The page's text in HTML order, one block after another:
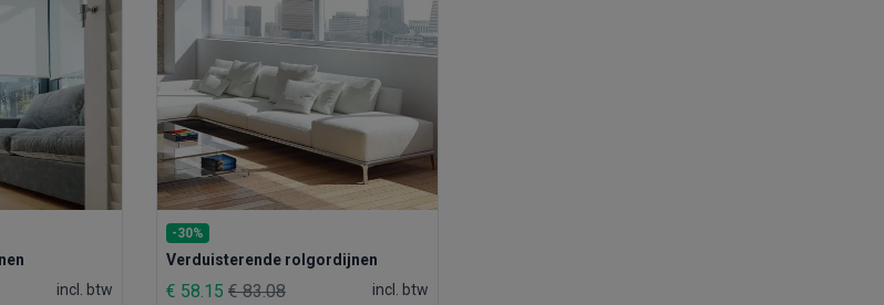
incl. btw
-30%
Verduisterende rolgordijnen
€ 58.15 € 83.08 incl. btw